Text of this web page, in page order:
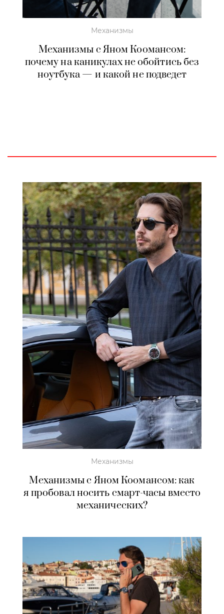
Механизмы
Механизмы с Яном Коомансом:
почему на каникулах не обойтись без
ноутбука — и какой не подведет
Механизмы
Механизмы с Яном Коомансом: как
я пробовал носить смарт-часы вместо
механических?